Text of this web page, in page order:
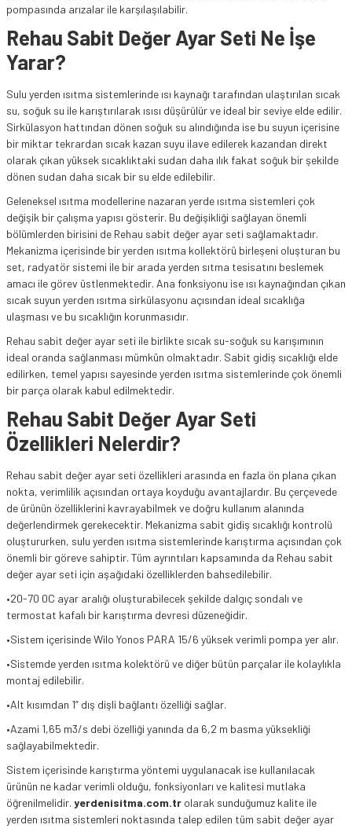
pompasında arızalar ile karşılaşılabilir.
Rehau Sabit Değer Ayar Seti Ne İşe
Yarar?
Sulu yerden ısıtma sistemlerinde ısı kaynağı tarafından ulaştırılan sıcak
su, soğuk su ile karıştırılarak ısısı düşürülür ve ideal bir seviye elde edilir.
Sirkülasyon hattından dönen soğuk su alındığında ise bu suyun içerisine
bir miktar tekrardan sıcak kazan suyu ilave edilerek kazandan direkt
olarak çıkan yüksek sıcaklıktaki sudan daha ılık fakat soğuk bir şekilde
dönen sudan daha sıcak bir su elde edilebilir.
Geleneksel ısıtma modellerine nazaran yerde ısıtma sistemleri çok
değişik bir çalışma yapısı gösterir. Bu değişikliği sağlayan önemli
bölümlerden birisini de Rehau sabit değer ayar seti sağlamaktadır.
Mekanizma içerisinde bir yerden ısıtma kollektörü birleşeni oluşturan bu
set, radyatör sistemi ile bir arada yerden sıtma tesisatını beslemek
amacı ile görev üstlenmektedir. Ana fonksiyonu ise ısı kaynağından çıkan
sıcak suyun yerden ısıtma sirkülasyonu açısından ideal sıcaklığa
ulaşması ve bu sıcaklığın korunmasıdır.
Rehau sabit değer ayar seti ile birlikte sıcak su-soğuk su karışımının
ideal oranda sağlanması mümkün olmaktadır. Sabit gidiş sıcaklığı elde
edilirken, temel yapısı sayesinde yerden ısıtma sistemlerinde çok önemli
bir parça olarak kabul edilmektedir.
Rehau Sabit Değer Ayar Seti
Özellikleri Nelerdir?
Rehau sabit değer ayar seti özellikleri arasında en fazla ön plana çıkan
nokta, verimlilik açısından ortaya koyduğu avantajlardır. Bu çerçevede
de ürünün özelliklerini kavrayabilmek ve doğru kullanım alanında
değerlendirmek gerekecektir. Mekanizma sabit gidiş sıcaklığı kontrolü
oluştururken, sulu yerden ısıtma sistemlerinde karıştırma açısından çok
önemli bir göreve sahiptir. Tüm ayrıntıları kapsamında da Rehau sabit
değer ayar seti için aşağıdaki özelliklerden bahsedilebilir.
•20-70 0C ayar aralığı oluşturabilecek şekilde dalgıç sondalı ve
termostat kafalı bir karıştırma devresi düzeneğidir.
•Sistem içerisinde Wilo Yonos PARA 15/6 yüksek verimli pompa yer alır.
•Sistemde yerden ısıtma kolektörü ve diğer bütün parçalar ile kolaylıkla
montaj edilebilir.
•Alt kısımdan 1” dış dişli bağlantı özelliği sağlar.
•Azami 1,65 m3/s debi özelliği yanında da 6,2 m basma yüksekliği
sağlayabilmektedir.
Sistem içerisinde karıştırma yöntemi uygulanacak ise kullanılacak
ürünün ne kadar verimli olduğu, fonksiyonları ve kalitesi mutlaka
öğrenilmelidir. yerdenisitma.com.tr olarak sunduğumuz kalite ile
yerden ısıtma sistemleri noktasında talep edilen tüm sabit değer ayar